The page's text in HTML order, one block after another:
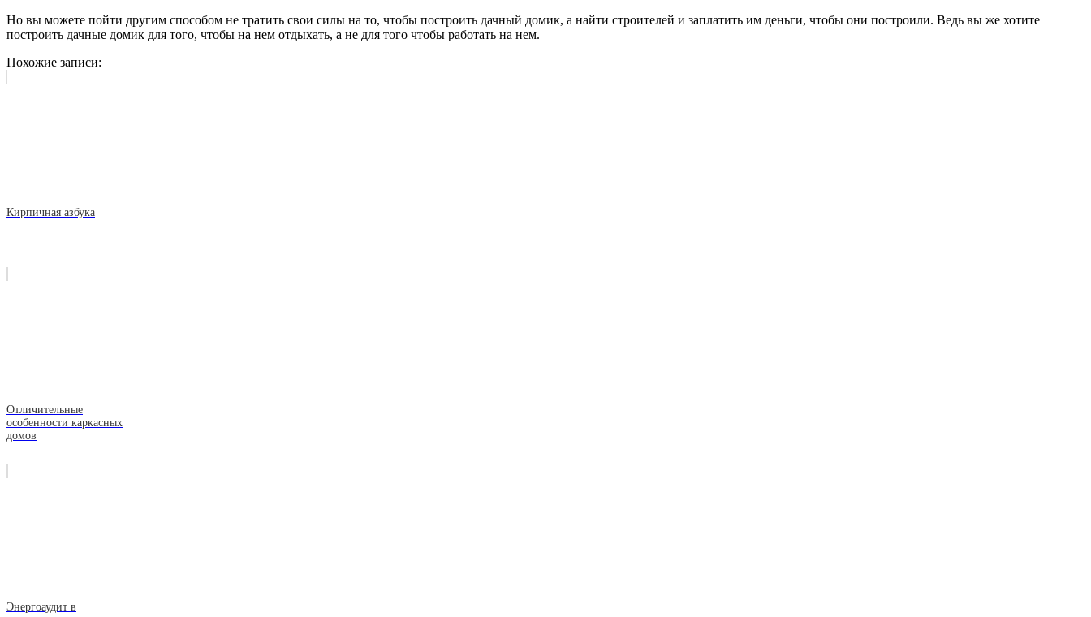
Но вы можете пойти другим способом не тратить свои силы на то, чтобы построить дачный домик, а найти строителей и заплатить им деньги, чтобы они построили. Ведь вы же хотите
построить дачные домик для того, чтобы на нем отдыхать, а не для того чтобы работать на нем.
Похожие записи:
Кирпичная азбука
Отличительные
особенности каркасных
домов
Энергоаудит в